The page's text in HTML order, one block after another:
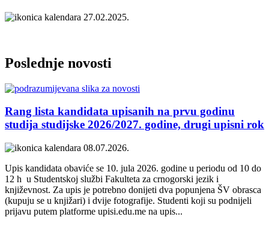
27.02.2025.
Poslednje novosti
Rang lista kandidata upisanih na prvu godinu
studija studijske 2026/2027. godine, drugi upisni rok
08.07.2026.
Upis kandidata obaviće se 10. jula 2026. godine u periodu od 10 do
12 h u Studentskoj službi Fakulteta za crnogorski jezik i
književnost. Za upis je potrebno donijeti dva popunjena ŠV obrasca
(kupuju se u knjižari) i dvije fotografije. Studenti koji su podnijeli
prijavu putem platforme upisi.edu.me na upis...